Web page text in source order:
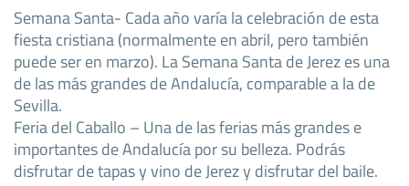
Semana Santa- Cada año varía la celebración de esta
fiesta cristiana (normalmente en abril, pero también
puede ser en marzo). La Semana Santa de Jerez es una
de las más grandes de Andalucía, comparable a la de
Sevilla.
Feria del Caballo – Una de las ferias más grandes e
importantes de Andalucía por su belleza. Podrás
disfrutar de tapas y vino de Jerez y disfrutar del baile.